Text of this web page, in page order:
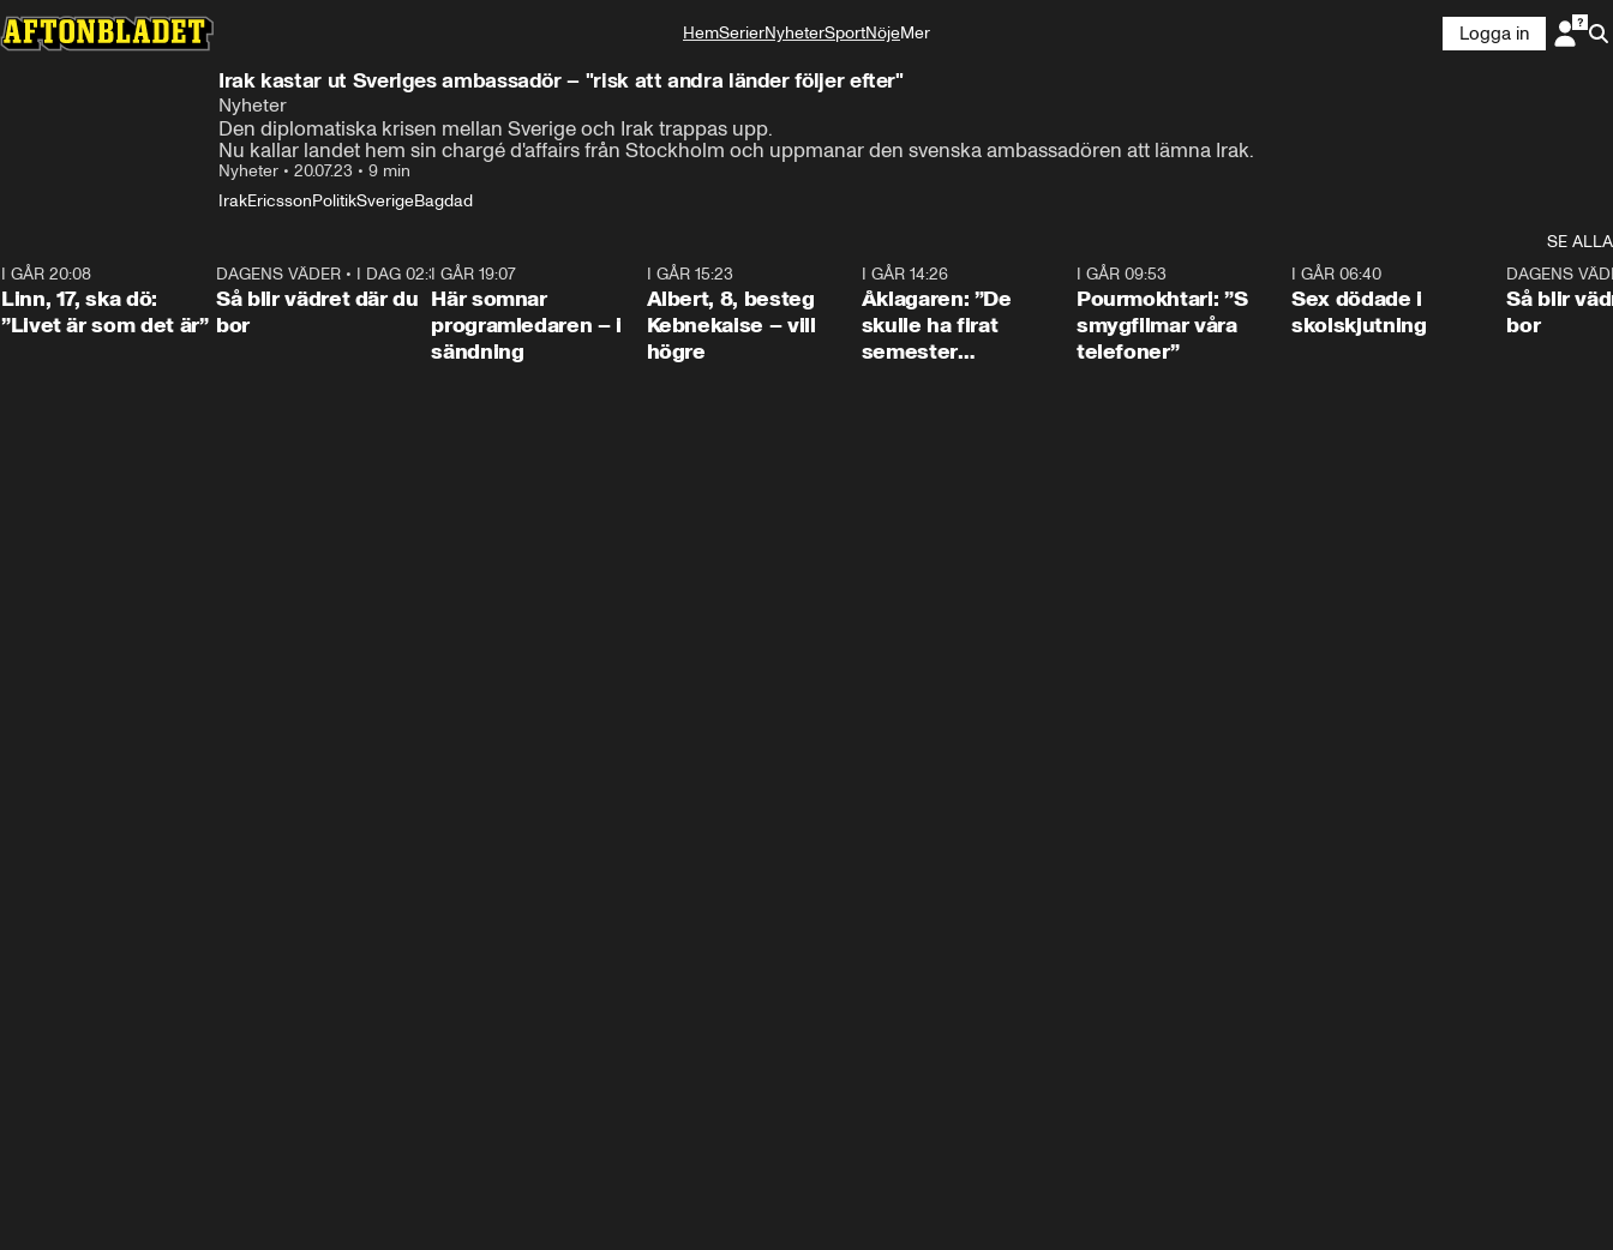
HemSerierNyheterSportNöjeMer
Livsstil
Logga in
Irak kastar ut Sveriges ambassadör – "risk att andra länder följer efter"
Nyheter
Den diplomatiska krisen mellan Sverige och Irak trappas upp.
Nu kallar landet hem sin chargé d'affairs från Stockholm och uppmanar den svenska ambassadören att lämna Irak.
Nyheter • 20.07.23 • 9 min
IrakEricssonPolitikSverigeBagdad
SE ALLA
I GÅR 20:08
Linn, 17, ska dö:
”Livet är som det är”
1:06
DAGENS VÄDER • I DAG 02:30
Så blir vädret där du
bor
I GÅR 19:07
Här somnar
programledaren – i
sändning
I GÅR 15:23
Albert, 8, besteg
Kebnekaise – vill
högre
I GÅR 14:26
Åklagaren: ”De
skulle ha firat
semester
I GÅR 09:53
Pourmokhtari: ”S
smygfilmar våra
telefoner”
I GÅR 06:40
Sex dödade i
skolskjutning
DAGENS
Så blir
bor